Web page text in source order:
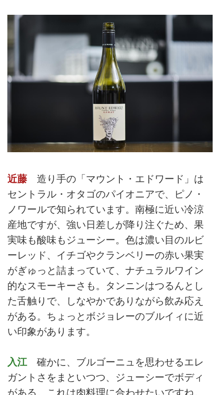
近藤 造り手の「マウント・エドワード」は
セントラル・オタゴのパイオニアで、ピノ・
ノワールで知られています。南極に近い冷涼
産地ですが、強い日差しが降り注ぐため、果
実味も酸味もジューシー。色は濃い目のルビ
ーレッド、イチゴやクランベリーの赤い果実
がぎゅっと詰まっていて、ナチュラルワイン
的なスモーキーさも。タンニンはつるんとし
た舌触りで、しなやかでありながら飲み応え
がある。ちょっとボジョレーのブルイィに近
い印象があります。
入江 確かに、ブルゴーニュを思わせるエレ
ガントさをまといつつ、ジューシーでボディ
がある。これは肉料理に合わせたいですね。